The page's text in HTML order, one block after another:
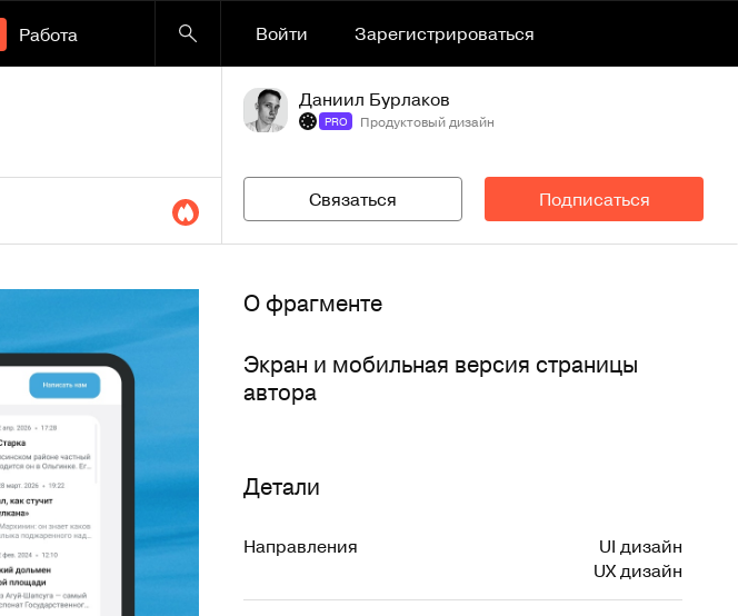
Работа Войти Зарегистрироваться
Даниил Бурлаков
PRO Продуктовый дизайн
Связаться Подписаться
О фрагменте
Экран и мобильная версия страницы
автора
Детали
Направления
UI дизайн
UX дизайн